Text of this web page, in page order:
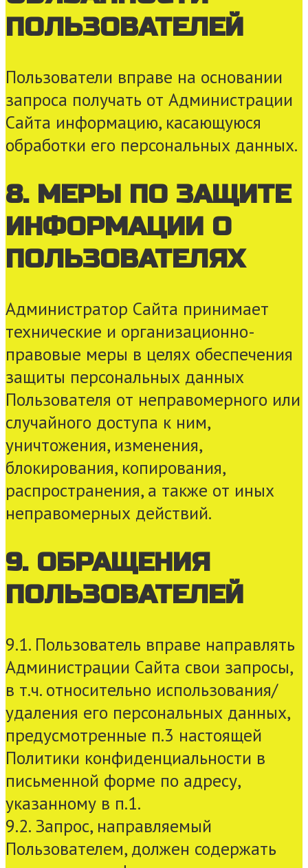
ПОЛЬЗОВАТЕЛЕЙ
Пользователи вправе на основании
запроса получать от Администрации
Сайта информацию, касающуюся
обработки его персональных данных.
8. МЕРЫ ПО ЗАЩИТЕ
ИНФОРМАЦИИ О
ПОЛЬЗОВАТЕЛЯХ
Администратор Сайта принимает
технические и организационно-
правовые меры в целях обеспечения
защиты персональных данных
Пользователя от неправомерного или
случайного доступа к ним,
уничтожения, изменения,
блокирования, копирования,
распространения, а также от иных
неправомерных действий.
9. ОБРАЩЕНИЯ
ПОЛЬЗОВАТЕЛЕЙ
9.1. Пользователь вправе направлять
Администрации Сайта свои запросы,
в т.ч. относительно использования/
удаления его персональных данных,
предусмотренные п.3 настоящей
Политики конфиденциальности в
письменной форме по адресу,
указанному в п.1.
9.2. Запрос, направляемый
Пользователем, должен содержать